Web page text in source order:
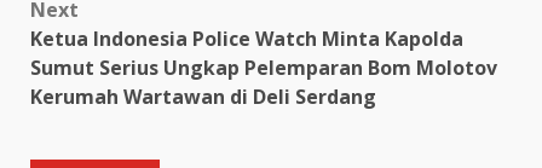
Next
Ketua Indonesia Police Watch Minta Kapolda
Sumut Serius Ungkap Pelemparan Bom Molotov
Kerumah Wartawan di Deli Serdang